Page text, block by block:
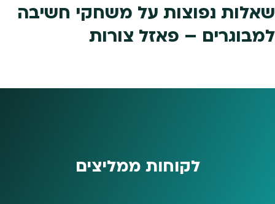
שאלות נפוצות על משחקי חשיבה
למבוגרים – פאזל צורות
לקוחות ממליצים